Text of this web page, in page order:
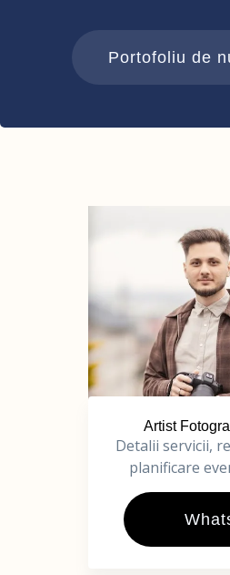
Portofoliu de
Artist
Detalii servicii,
planificare